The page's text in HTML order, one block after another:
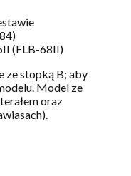
(FLB-68II)
ze stopką B; aby
Model ze
oraz